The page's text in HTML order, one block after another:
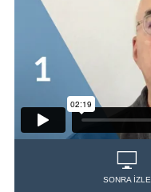
SONRA İZLE